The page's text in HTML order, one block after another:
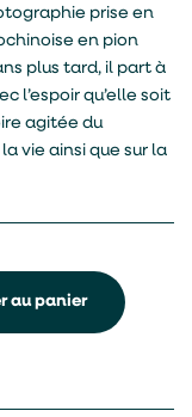
prise en
en pion
plus tard, il part à
l’espoir qu’elle soit
agitée du
vie ainsi que sur la
au panier